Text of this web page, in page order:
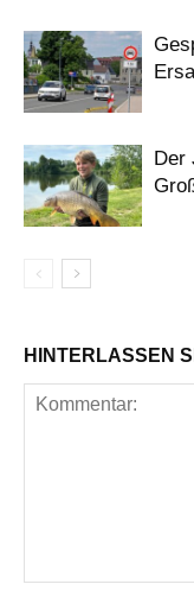
Der
HINTERLASSEN